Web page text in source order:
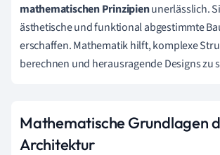
mathematischen Prinzipienunerlässlich.
ästhetische und funktional abgestimmte
erschaffen. Mathematik hilft, komplexe
berechnen und herausragende Designs zu
Mathematische Grundlagen
Architektur